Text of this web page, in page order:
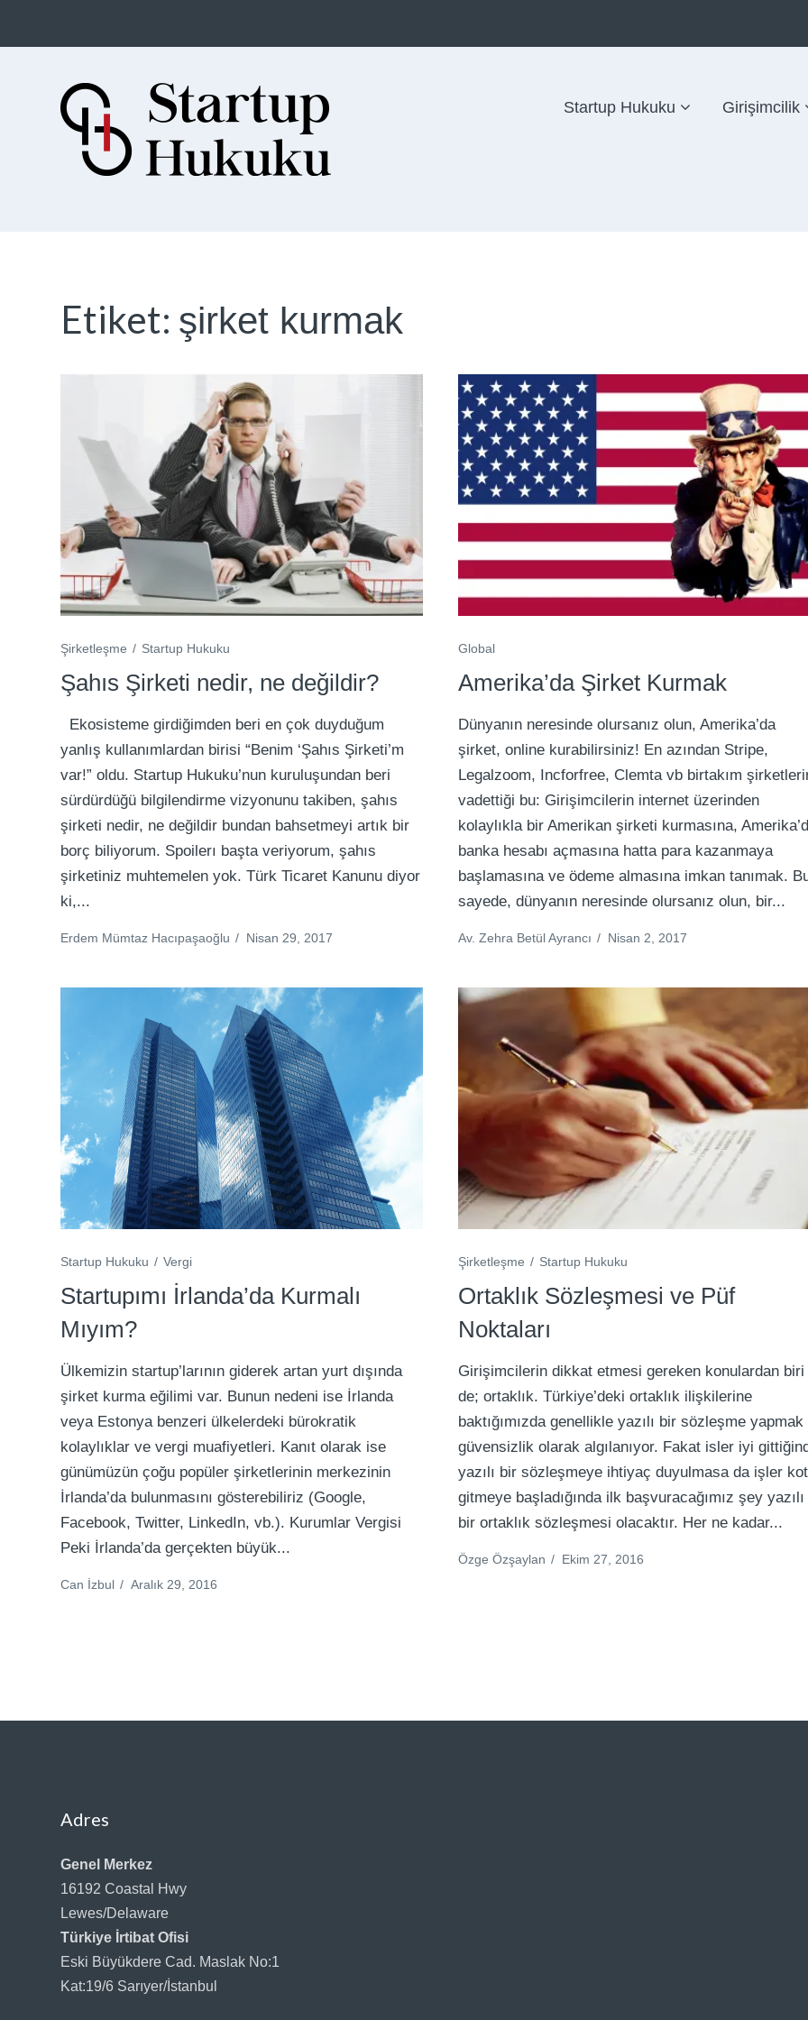
Startup Hukuku Girişimcilik
Etiket: şirket kurmak
Şirketleşme Startup Hukuku
Şahıs Şirketi nedir, ne değildir?
Ekosisteme girdiğimden beri en çok duyduğum
yanlış kullanımlardan birisi “Benim ‘Şahıs Şirketi’m
var!” oldu. Startup Hukuku’nun kuruluşundan beri
sürdürdüğü bilgilendirme vizyonunu takiben, şahıs
şirketi nedir, ne değildir bundan bahsetmeyi artık bir
borç biliyorum. Spoilerı başta veriyorum, şahıs
şirketiniz muhtemelen yok. Türk Ticaret Kanunu diyor
ki,...
Erdem Mümtaz Hacıpaşaoğlu / Nisan 29, 2017
Global
Amerika’da Şirket Kurmak
Dünyanın neresinde olursanız olun, Amerika’da
şirket, online kurabilirsiniz! En azından Stripe,
Legalzoom, Incforfree, Clemta vb birtakım
vadettiği bu: Girişimcilerin internet üzerinden
kolaylıkla bir Amerikan şirketi kurmasına,
banka hesabı açmasına hatta para kazanmaya
başlamasına ve ödeme almasına imkan tanımak.
sayede, dünyanın neresinde olursanız olun, bir...
Av. Zehra Betül Ayrancı / Nisan 2, 2017
Startup Hukuku Vergi
Startupımı İrlanda’da Kurmalı
Mıyım?
Ülkemizin startup’larının giderek artan yurt dışında
şirket kurma eğilimi var. Bunun nedeni ise İrlanda
veya Estonya benzeri ülkelerdeki bürokratik
kolaylıklar ve vergi muafiyetleri. Kanıt olarak ise
günümüzün çoğu popüler şirketlerinin merkezinin
İrlanda’da bulunmasını gösterebiliriz (Google,
Facebook, Twitter, LinkedIn, vb.). Kurumlar Vergisi
Peki İrlanda’da gerçekten büyük...
Can İzbul / Aralık 29, 2016
Şirketleşme Startup Hukuku
Ortaklık Sözleşmesi ve Püf
Noktaları
Girişimcilerin dikkat etmesi gereken konulardan biri
de; ortaklık. Türkiye’deki ortaklık ilişkilerine
baktığımızda genellikle yazılı bir sözleşme yapmak
güvensizlik olarak algılanıyor. Fakat isler iyi
yazılı bir sözleşmeye ihtiyaç duyulmasa da işler
gitmeye başladığında ilk başvuracağımız şey yazılı
bir ortaklık sözleşmesi olacaktır. Her ne kadar...
Özge Özşaylan / Ekim 27, 2016
Adres
Genel Merkez
16192 Coastal Hwy
Lewes/Delaware
Türkiye İrtibat Ofisi
Eski Büyükdere Cad. Maslak No:1
Kat:19/6 Sarıyer/İstanbul